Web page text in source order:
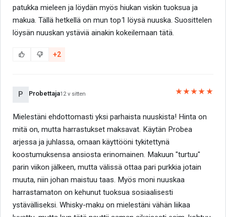
patukka mieleen ja löydän myös hiukan viskin tuoksua ja
makua. Tällä hetkellä on mun top1 löysä nuuska. Suosittelen
löysän nuuskan ystäviä ainakin kokeilemaan tätä.
+2
P Probettaja12 v sitten ★★★★★
Mielestäni ehdottomasti yksi parhaista nuuskista! Hinta on
mitä on, mutta harrastukset maksavat. Käytän Probea
arjessa ja juhlassa, omaan käyttööni tykitettynä
koostumuksensa ansiosta erinomainen. Makuun "turtuu"
parin viikon jälkeen, mutta välissä ottaa pari purkkia jotain
muuta, niin johan maistuu taas. Myös moni nuuskaa
harrastamaton on kehunut tuoksua sosiaalisesti
ystävälliseksi. Whisky-maku on mielestäni vähän liikaa